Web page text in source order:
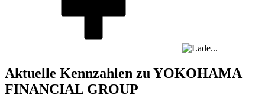
Aktuelle Kennzahlen zu YOKOHAMA
FINANCIAL GROUP